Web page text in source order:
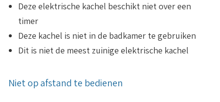
Deze elektrische kachel beschikt niet over een
timer
Deze kachel is niet in de badkamer te gebruiken
Dit is niet de meest zuinige elektrische kachel
Niet op afstand te bedienen